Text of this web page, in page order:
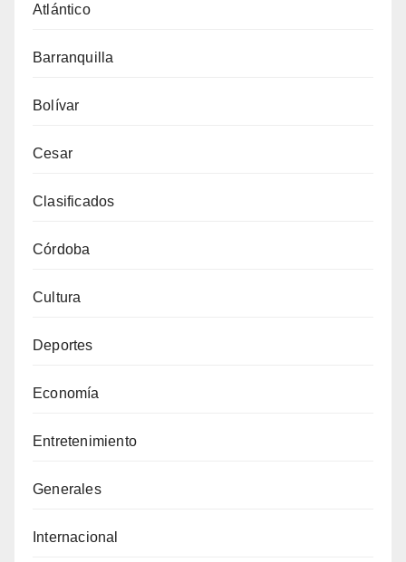
Atlántico
Barranquilla
Bolívar
Cesar
Clasificados
Córdoba
Cultura
Deportes
Economía
Entretenimiento
Generales
Internacional